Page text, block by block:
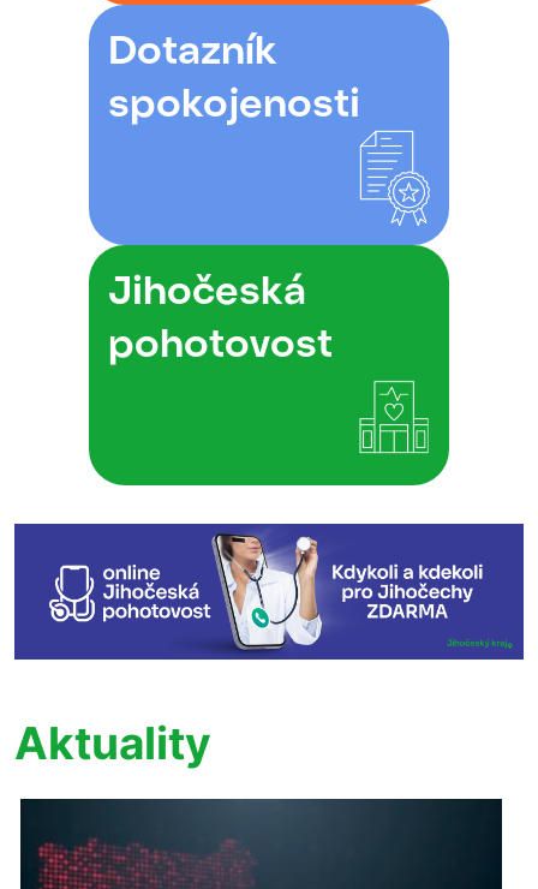
Dotazník
spokojenosti
Jihočeská
pohotovost
Aktuality